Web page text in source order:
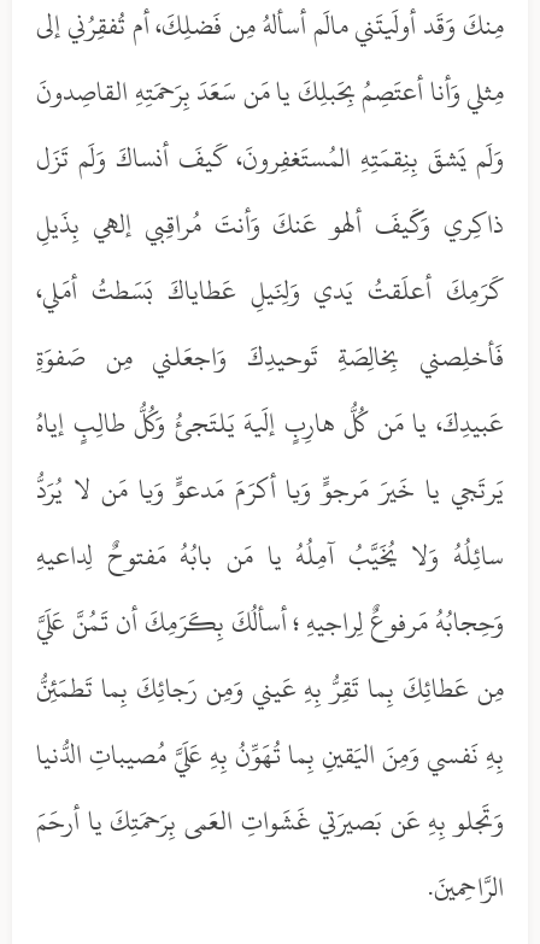
مِنكَ وَقَد أولَيتَني مالَم أسألهُ مِن فَضلِكَ، أم تُفقِرُني إلى
مِثلي وَأنا أعتَصِمُ بِحَبلِكَ يا مَن سَعَدَ بِرَحمَتِهِ القاصِدونَ
وَلَم يَشقَ بِنِقمَتِهِ المُستَغفِرونَ، كَيفَ أنساكَ وَلَم تَزَل
ذاكِري وَكَيفَ ألهو عَنكَ وَأنتَ مُراقِبي إلهي بِذَيلِ
كَرَمِكَ أعلَقتُ يَدي وَلِنَيلِ عَطاياكَ بَسَطتُ أمَلي،
فَأخلِصني بِخالِصَةِ تَوحيدِكَ وَاجعَلني مِن صَفوَةِ
عَبيدِكَ، يا مَن كُلُّ هارِبٍ إلَيهَ يَلتَجئُ وَكُلُّ طالِبٍ إياهُ
يَرتَجي يا خَيرَ مَرجوٍّ وَيا أكرَمَ مَدعوٍّ وَيا مَن لا يُرَدُّ
سائِلُهُ وَلا يُخَيَّبُ آمِلُهُ يا مَن بابُهُ مَفتوحٌ لِداعيهِ
وَحِجابُهُ مَرفوعٌ لِراجيهِ ؛ أسألُكَ بِكَرَمِكَ أن تَمُنَّ عَلَيَّ
مِن عَطائِكَ بِما تَقِرُّ بِهِ عَيني وَمِن رَجائِكَ بِما تَطمَئِنُّ
بِهِ نَفسي وَمِنَ اليَقينِ بِما تُهَوِّنُ بِهِ عَلَيَّ مُصيباتِ الدُّنيا
وَتَجلو بِهِ عَن بَصيرَتي غَشَواتِ العَمى بِرَحمَتِكَ يا أرحَمَ
الرَّاحِمينَ.